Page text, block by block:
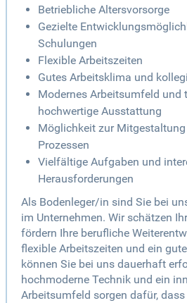
Betriebliche Altersvorsorge
Gezielte
Schulungen
Flexible Arbeitszeiten
Gutes Arbeitsklima und
Modernes Arbeitsumfeld und
hochwertige Ausstattung
Möglichkeit zur
Prozessen
Vielfältige Aufgaben und
Herausforderungen
Als Bodenleger/in sind Sie bei
im Unternehmen. Wir schätzen
fördern Ihre berufliche
flexible Arbeitszeiten und ein
können Sie bei uns dauerhaft
hochmoderne Technik und ein
Arbeitsumfeld sorgen dafür,